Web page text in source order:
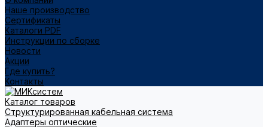
Наше производство
Сертификаты
Каталоги PDF
Инструкции по сборке
Новости
Акции
Где купить?
Контакты
Каталог товаров
Структурированная кабельная система
Адаптеры оптические